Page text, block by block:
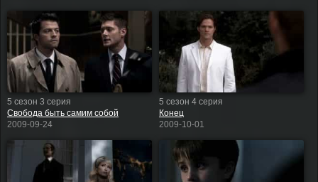
5 сезон 3 серия
Свобода быть самим собой
2009-09-24
5 сезон 4 серия
Конец
2009-10-01